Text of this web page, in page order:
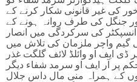
کی غیر قانونی شکار کرنے کے
جنگل کی طرف روانہ ہونے کے
کی سرکردگی میں انصار
گیم واچر ملزمان کی تلاش میں
ایف او وائلڈ لائف گلگت غذر
پر آر ایف او سرمد شفاء دیگر
کے ہمراہ منی مال داس جلال